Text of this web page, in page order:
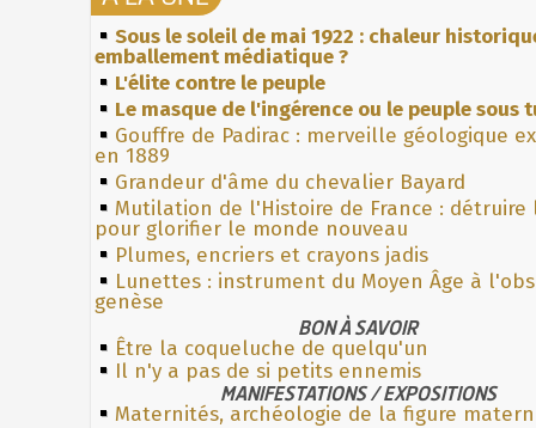
Sous le soleil de mai 1922 : chaleur
emballement médiatique ?
L'élite contre le peuple
Le masque de l'ingérence ou le peuple sous
Gouffre de Padirac : merveille géologique
en 1889
Grandeur d'âme du chevalier Bayard
Mutilation de l'Histoire de France : détruire
pour glorifier le monde nouveau
Plumes, encriers et crayons jadis
Lunettes : instrument du Moyen Âge à
genèse
BON À SAVOIR
Être la coqueluche de quelqu'un
Il n'y a pas de si petits ennemis
MANIFESTATIONS / EXPOSITIONS
Maternités, archéologie de la figure